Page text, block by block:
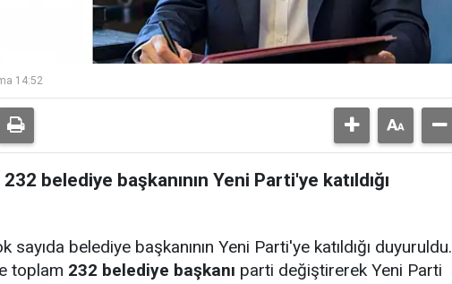
14:52
belediye başkanının Yeni Parti'ye katıldığı
belediye başkanının Yeni Parti'ye katıldığı duyuruldu.
toplam 232 belediye başkanı parti değiştirerek Yeni Parti